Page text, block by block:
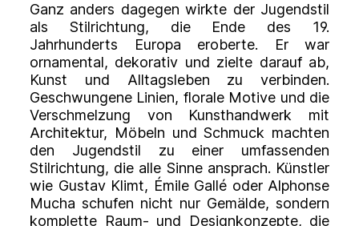
Ganz anders dagegen wirkte der Jugendstil
als Stilrichtung, die Ende des 19.
Jahrhunderts Europa eroberte. Er war
ornamental, dekorativ und zielte darauf ab,
Kunst und Alltagsleben zu verbinden.
Geschwungene Linien, florale Motive und die
Verschmelzung von Kunsthandwerk mit
Architektur, Möbeln und Schmuck machten
den Jugendstil zu einer umfassenden
Stilrichtung, die alle Sinne ansprach. Künstler
wie Gustav Klimt, Émile Gallé oder Alphonse
Mucha schufen nicht nur Gemälde, sondern
komplette Raum- und Designkonzepte, die